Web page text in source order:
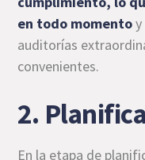
en todo momento
auditorías
convenientes.
2.
En la etapa de